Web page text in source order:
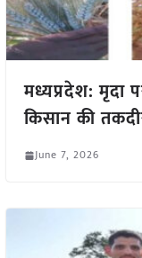
मध्यप्रदेश: मृदा
किसान की
June 7, 2026